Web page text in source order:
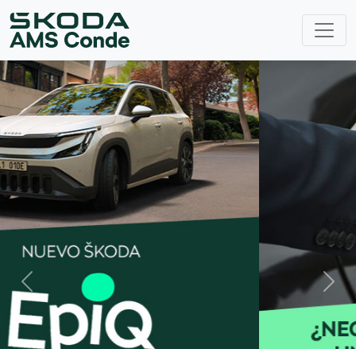
Previous Next